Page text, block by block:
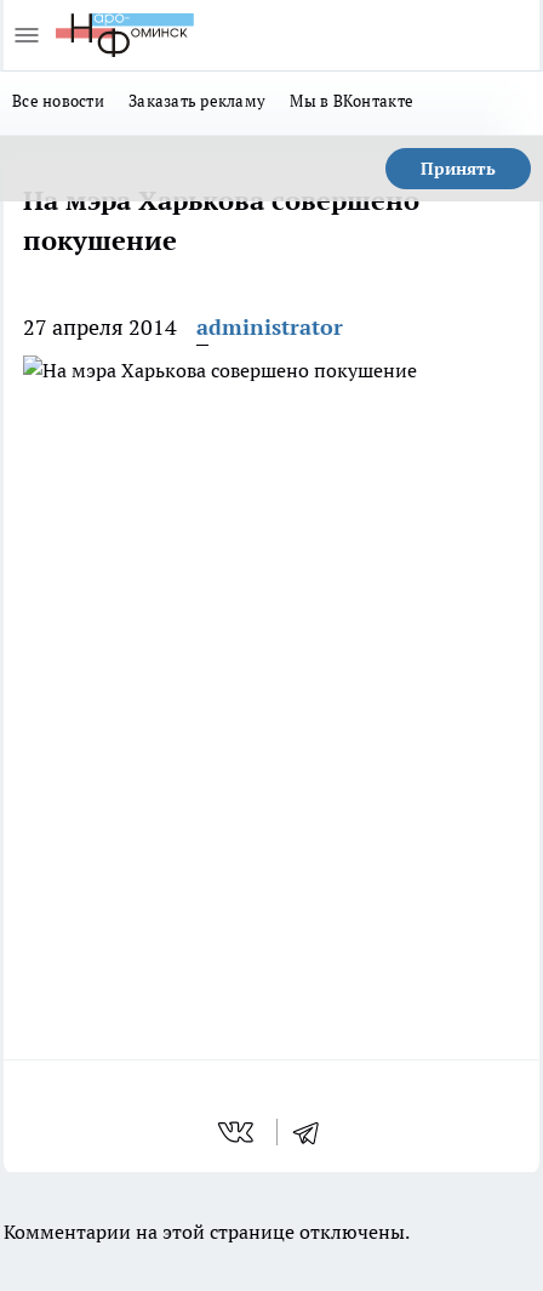
Все новости Заказать рекламу Мы в ВКонтакте
Принять
На мэра Харькова совершено
покушение
27 апреля 2014 administrator
Комментарии на этой странице отключены.